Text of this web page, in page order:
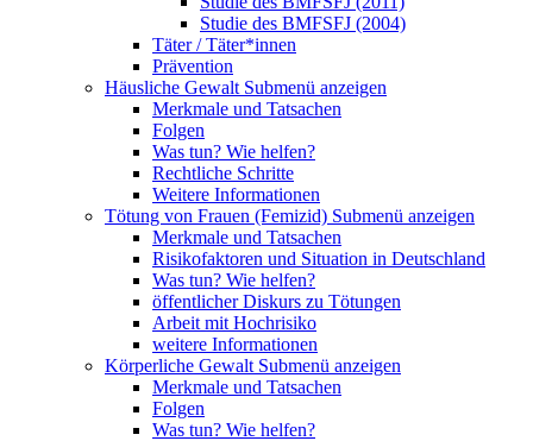
Studie des BMFSFJ (2004)
Täter / Täter*innen
Prävention
Häusliche Gewalt Submenü anzeigen
Merkmale und Tatsachen
Folgen
Was tun? Wie helfen?
Rechtliche Schritte
Weitere Informationen
Tötung von Frauen (Femizid) Submenü anzeigen
Merkmale und Tatsachen
Risikofaktoren und Situation in Deutschland
Was tun? Wie helfen?
öffentlicher Diskurs zu Tötungen
Arbeit mit Hochrisiko
weitere Informationen
Körperliche Gewalt Submenü anzeigen
Merkmale und Tatsachen
Folgen
Was tun? Wie helfen?